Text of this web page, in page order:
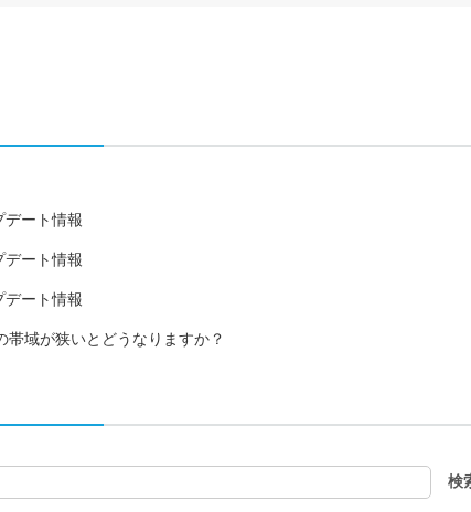
ート情報
ート情報
ート情報
域が狭いとどうなりますか？